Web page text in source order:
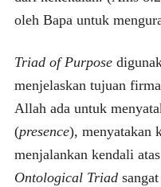
oleh Bapa untuk
Triad of Purpose
menjelaskan tujuan
Allah ada untuk
(presence), menyatakan
menjalankan kendali
Ontological Triad